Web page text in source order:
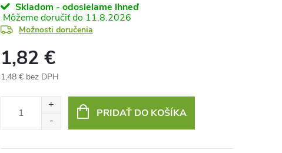
Skladom - odosielame ihneď
11.8.2026
Možnosti doručenia
1,82 €
1,48 € bez DPH
PRIDAŤ DO KOŠÍKA